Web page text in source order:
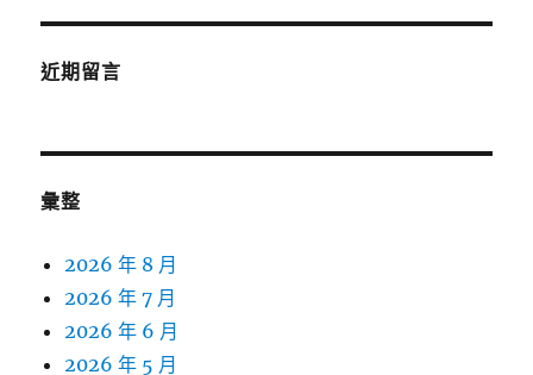
近期留言
彙整
2026 年 8 月
2026 年 7 月
2026 年 6 月
2026 年 5 月